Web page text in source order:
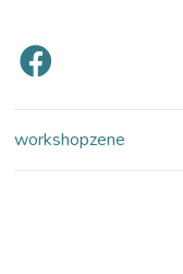
workshopzene